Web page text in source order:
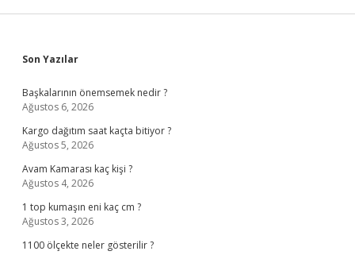
Sidebar
Son Yazılar
Başkalarının önemsemek nedir ?
Ağustos 6, 2026
Kargo dağıtım saat kaçta bitiyor ?
Ağustos 5, 2026
Avam Kamarası kaç kişi ?
Ağustos 4, 2026
1 top kumaşın eni kaç cm ?
Ağustos 3, 2026
1100 ölçekte neler gösterilir ?